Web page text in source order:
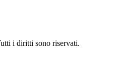
i diritti sono riservati.